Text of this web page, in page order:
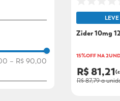
– R$ 90,00
Zider 10mg
15%OFF NA
R$ 81,21
R$ 87,79a